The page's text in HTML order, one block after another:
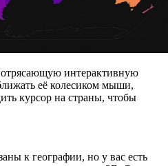
интерактивную
её колесиком мыши,
курсор на страны, чтобы
к географии, но у вас есть